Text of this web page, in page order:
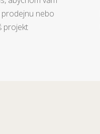
nebo
projekt